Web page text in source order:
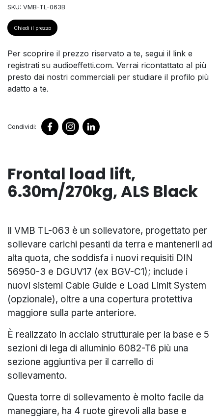
SKU: VMB-TL-063B
Chiedi il prezzo
Per scoprire il prezzo riservato a te, segui il link e
registrati su audioeffetti.com. Verrai ricontattato al più
presto dai nostri commerciali per studiare il profilo più
adatto a te.
Condividi:
Frontal load lift,
6.30m/270kg, ALS Black
Il VMB TL-063 è un sollevatore, progettato per
sollevare carichi pesanti da terra e mantenerli ad
alta quota, che soddisfa i nuovi requisiti DIN
56950-3 e DGUV17 (ex BGV-C1); include i
nuovi sistemi Cable Guide e Load Limit System
(opzionale), oltre a una copertura protettiva
maggiore sulla parte anteriore.
È realizzato in acciaio strutturale per la base e 5
sezioni di lega di alluminio 6082-T6 più una
sezione aggiuntiva per il carrello di
sollevamento.
Questa torre di sollevamento è molto facile da
maneggiare, ha 4 ruote girevoli alla base e